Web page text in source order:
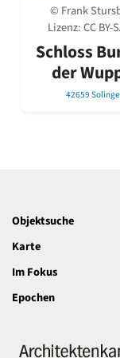
David
Harald
Gottfried Böhm
Schneider von
Peter Behrens
Auszeichnung
1950er-70er
Moderne
Jugendstil
Klassizismus
Gotik
© Frank
Lizenz:CC BY-
Schloss
der
42659
Objektsuche
Karte
Im Fokus
Epochen